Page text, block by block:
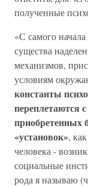
полученные
«С самого
существа
механизмов,
условиям
константы
переплетаются
приобретенных
«установок»,
человека -
социальные
рода я называю